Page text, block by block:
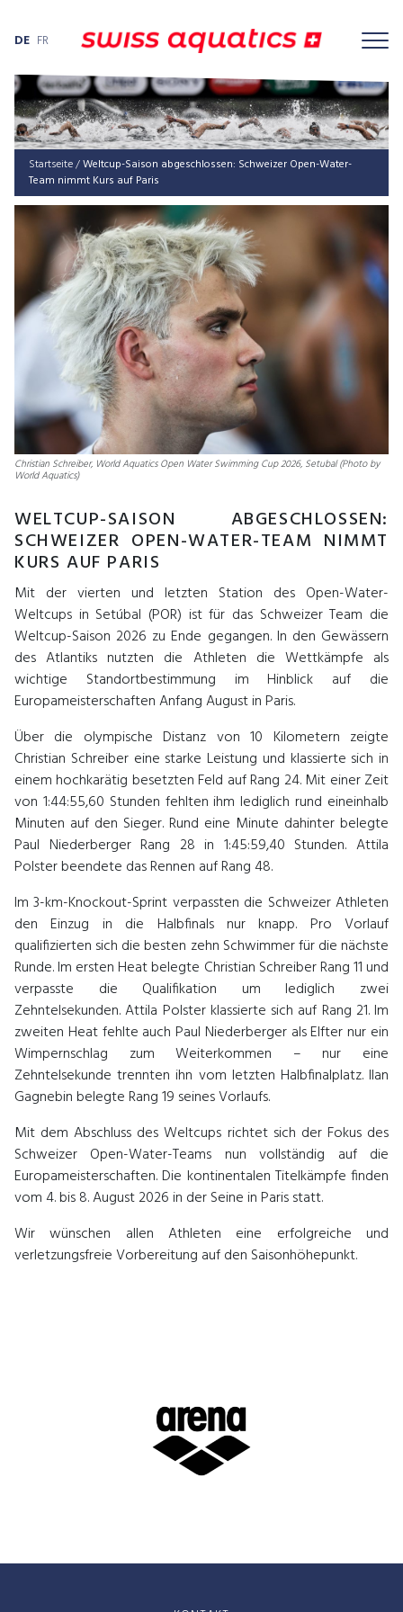
DE FR
Startseite/Weltcup-Saison abgeschlossen: Schweizer Open-Water-
Team nimmt Kurs auf Paris
Christian Schreiber, World Aquatics Open Water Swimming Cup 2026, Setubal (Photo by
World Aquatics)
WELTCUP-SAISON ABGESCHLOSSEN:
SCHWEIZER OPEN-WATER-TEAM NIMMT
KURS AUF PARIS
Mit der vierten und letzten Station des Open-Water-
Weltcups in Setúbal (POR) ist für das Schweizer Team die
Weltcup-Saison 2026 zu Ende gegangen. In den Gewässern
des Atlantiks nutzten die Athleten die Wettkämpfe als
wichtige Standortbestimmung im Hinblick auf die
Europameisterschaften Anfang August in Paris.
Über die olympische Distanz von 10 Kilometern zeigte
Christian Schreiber eine starke Leistung und klassierte sich in
einem hochkarätig besetzten Feld auf Rang 24. Mit einer Zeit
von 1:44:55,60 Stunden fehlten ihm lediglich rund eineinhalb
Minuten auf den Sieger. Rund eine Minute dahinter belegte
Paul Niederberger Rang 28 in 1:45:59,40 Stunden. Attila
Polster beendete das Rennen auf Rang 48.
Im 3-km-Knockout-Sprint verpassten die Schweizer Athleten
den Einzug in die Halbfinals nur knapp. Pro Vorlauf
qualifizierten sich die besten zehn Schwimmer für die nächste
Runde. Im ersten Heat belegte Christian Schreiber Rang 11 und
verpasste die Qualifikation um lediglich zwei
Zehntelsekunden. Attila Polster klassierte sich auf Rang 21. Im
zweiten Heat fehlte auch Paul Niederberger als Elfter nur ein
Wimpernschlag zum Weiterkommen – nur eine
Zehntelsekunde trennten ihn vom letzten Halbfinalplatz. Ilan
Gagnebin belegte Rang 19 seines Vorlaufs.
Mit dem Abschluss des Weltcups richtet sich der Fokus des
Schweizer Open-Water-Teams nun vollständig auf die
Europameisterschaften. Die kontinentalen Titelkämpfe finden
vom 4. bis 8. August 2026 in der Seine in Paris statt.
Wir wünschen allen Athleten eine erfolgreiche und
verletzungsfreie Vorbereitung auf den Saisonhöhepunkt.